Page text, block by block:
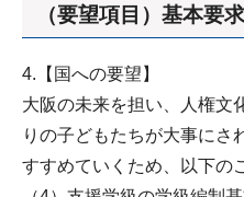
（要望項目）基本要求
4.【国への要望】
大阪の未来を担い、人権文
りの子どもたちが大事にさ
すすめていくため、以下の